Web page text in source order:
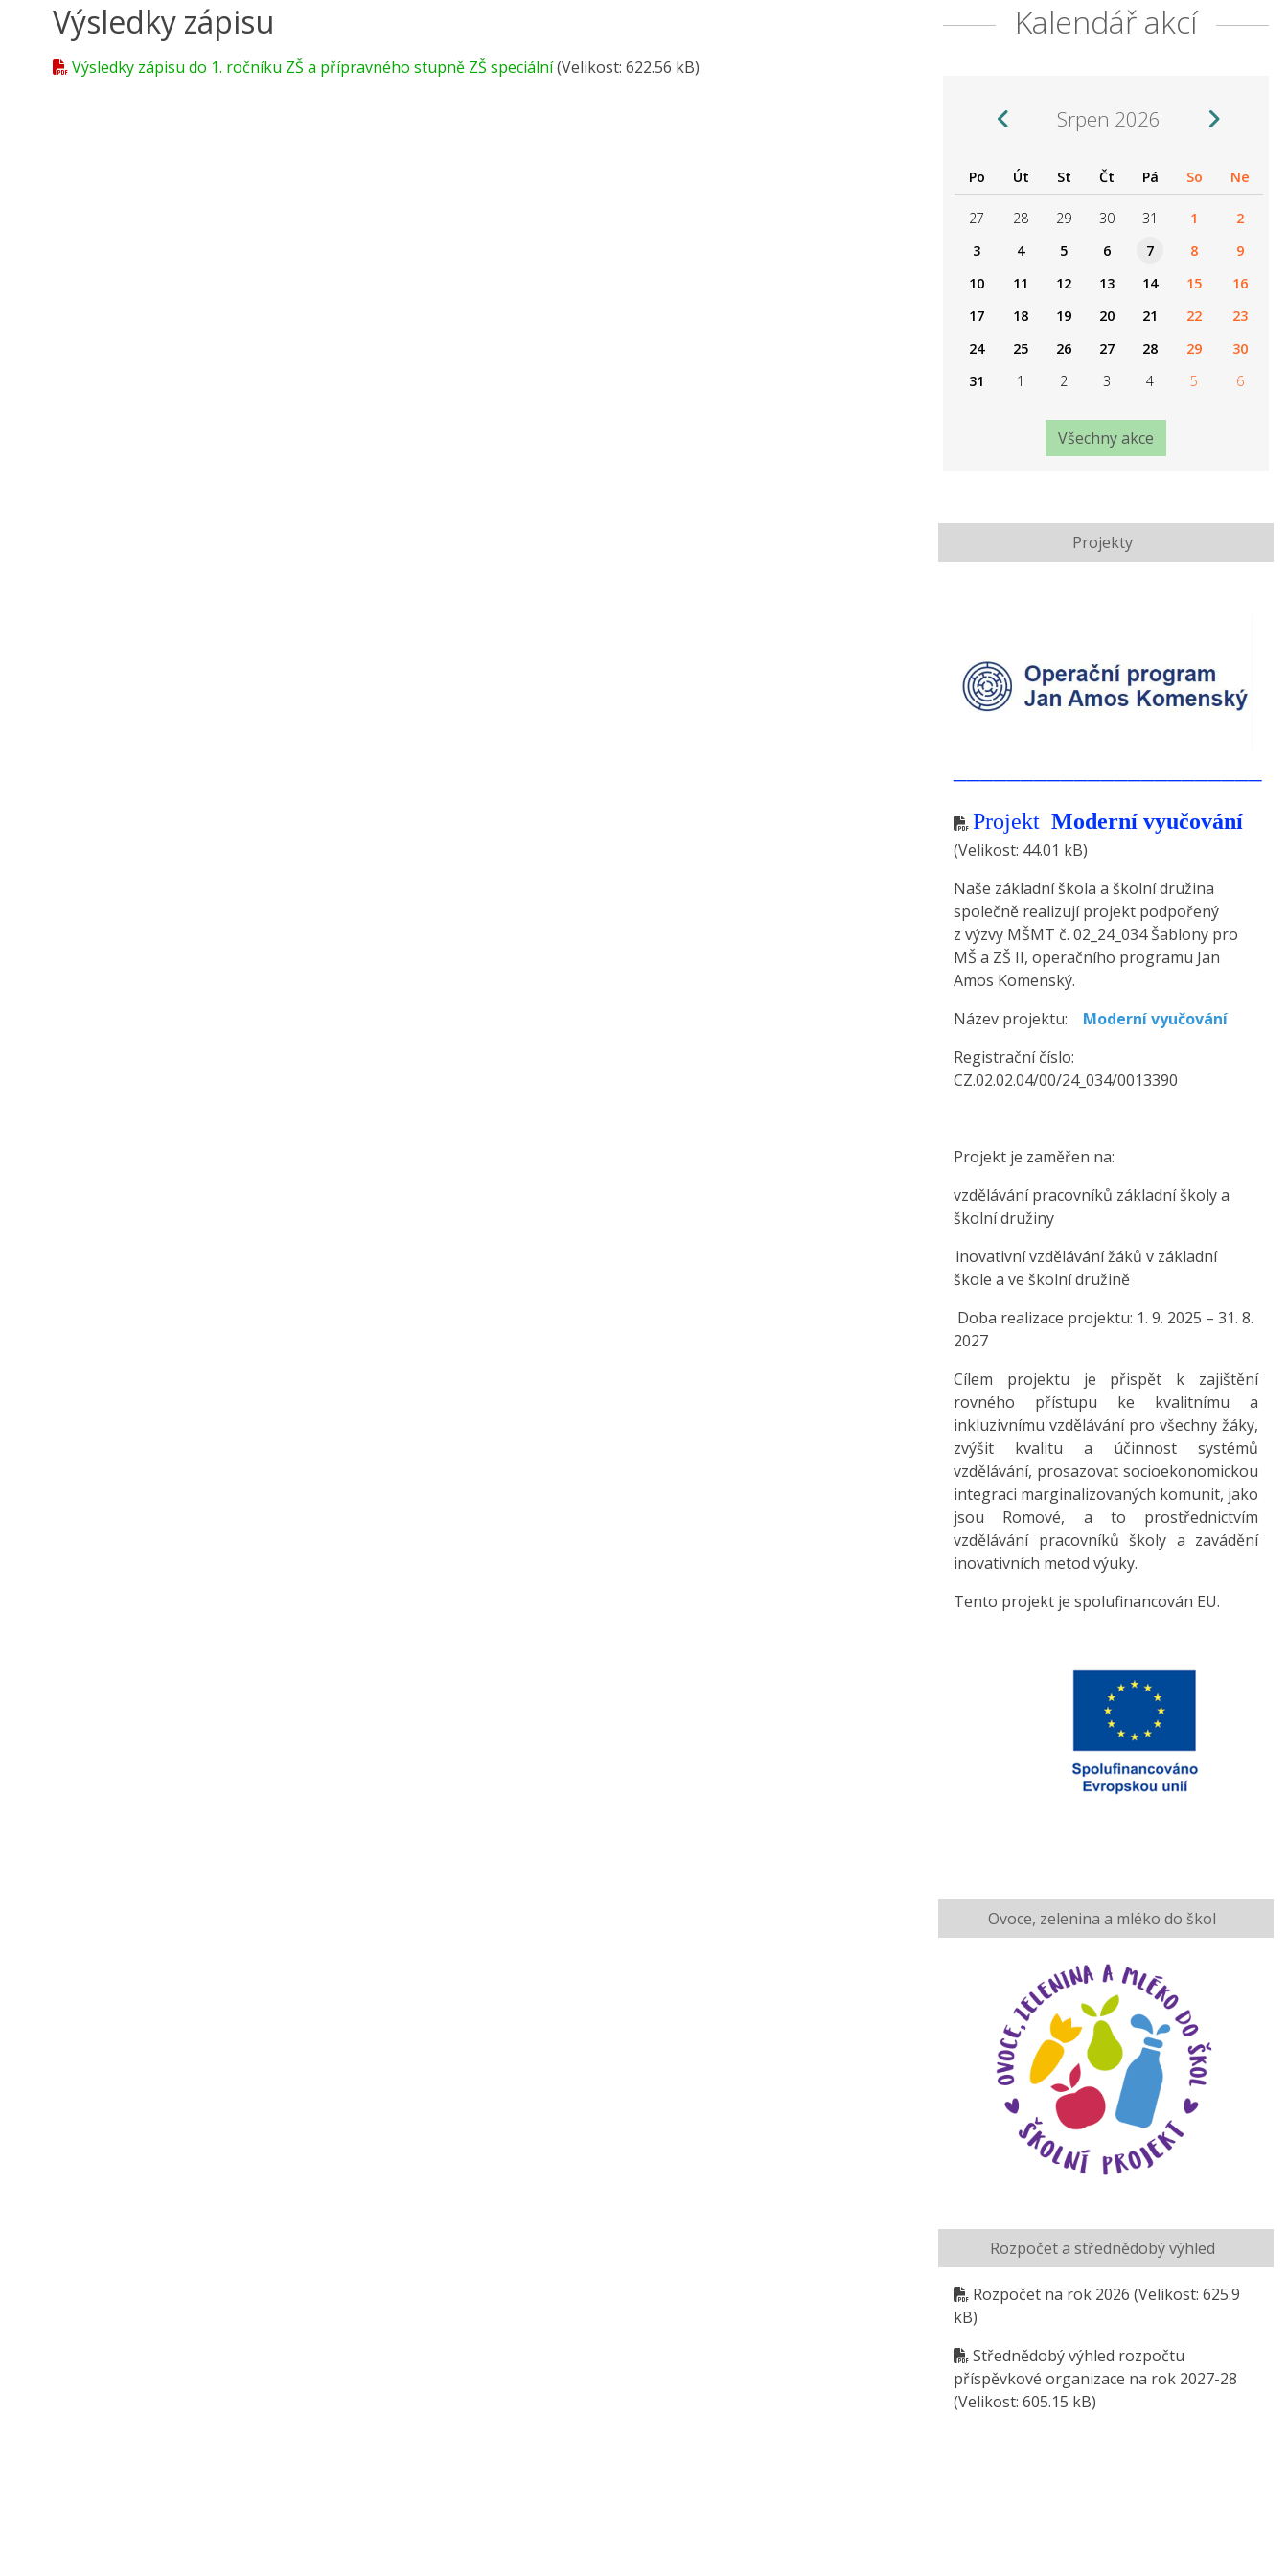
Výsledky zápisu
Výsledky zápisu do 1. ročníku ZŠ a přípravného stupně ZŠ speciální(Velikost: 622.56 kB)
Kalendář akcí
Srpen 2026
Po Út St Čt Pá So Ne
27 28 29 30 31 1
2
3
4 5 6 7 8
9
10
11 12 13 14 15
16
17
18 19 20 21 22
23
24
25 26 27 28 29
30
31
1 2 3 4 5 6
Všechny akce
Projekty
Projekt Moderní vyučování
(Velikost: 44.01 kB)
Naše základní škola a školní družina
společně realizují projekt podpořený
z výzvy MŠMT č. 02_24_034 Šablony pro
MŠ a ZŠ II, operačního programu Jan
Amos Komenský.
Název projektu:
Moderní vyučování
Registrační číslo:
CZ.02.02.04/00/24_034/0013390
Projekt je zaměřen na:
vzdělávání pracovníků základní školy a
školní družiny
inovativní vzdělávání žáků v základní
škole a ve školní družině
Doba realizace projektu: 1. 9. 2025 – 31. 8.
2027
Cílem projektu je přispět k zajištění
rovného přístupu ke kvalitnímu a
inkluzivnímu vzdělávání pro všechny žáky,
zvýšit kvalitu a účinnost systémů
vzdělávání, prosazovat socioekonomickou
integraci marginalizovaných komunit, jako
jsou Romové, a to prostřednictvím
vzdělávání pracovníků školy a zavádění
inovativních metod výuky.
Tento projekt je spolufinancován EU.
Ovoce, zelenina a mléko do škol
Rozpočet a střednědobý výhled
Rozpočet na rok 2026 (Velikost: 625.9
kB)
Střednědobý výhled rozpočtu
příspěvkové organizace na rok 2027-28
(Velikost: 605.15 kB)